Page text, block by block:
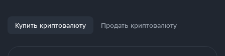
Купить криптовалюту Продать криптовалюту